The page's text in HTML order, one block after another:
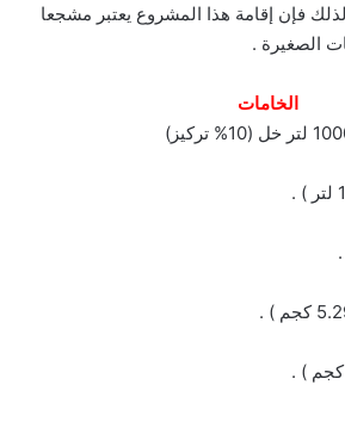
لذلك فإن إقامة هذا المشروع يعتبر مشجعا
الصغيرة .
الخامات